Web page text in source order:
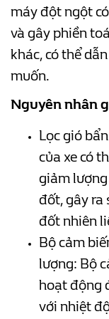
máy đột ngột
và gây phiền
khác, có thể
muốn.
Nguyên nhân
Lọc gió
của xe có
giảm
đốt, gây ra
đốt nhiên
Bộ cảm
lượng: Bộ
hoạt động
với nhiệt